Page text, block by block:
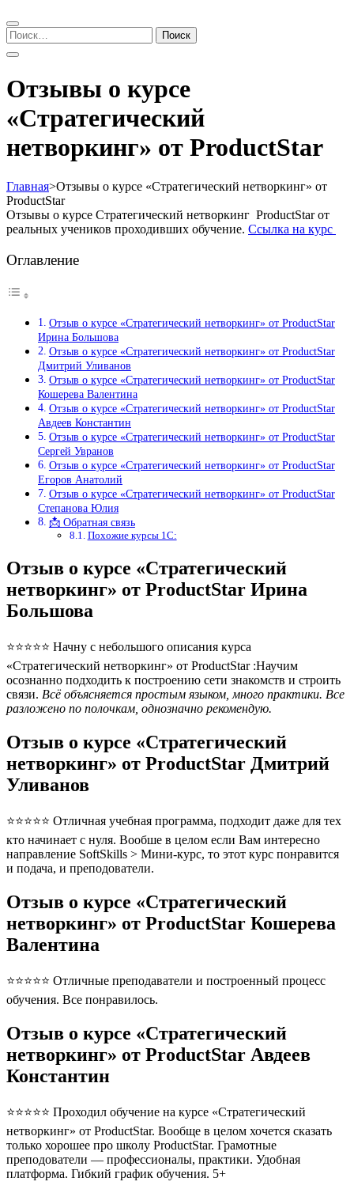
Найти:
Отзывы о курсе
«Стратегический
нетворкинг» от ProductStar
Главная>Отзывы о курсе «Стратегический нетворкинг» от
ProductStar
Отзывы о курсе Стратегический нетворкинг ProductStar от
реальных учеников проходивших обучение. Ссылка на курс
Оглавление
Отзыв о курсе «Стратегический нетворкинг» от ProductStar
Ирина Большова
Отзыв о курсе «Стратегический нетворкинг» от ProductStar
Дмитрий Уливанов
Отзыв о курсе «Стратегический нетворкинг» от ProductStar
Кошерева Валентина
Отзыв о курсе «Стратегический нетворкинг» от ProductStar
Авдеев Константин
Отзыв о курсе «Стратегический нетворкинг» от ProductStar
Сергей Увранов
Отзыв о курсе «Стратегический нетворкинг» от ProductStar
Егоров Анатолий
Отзыв о курсе «Стратегический нетворкинг» от ProductStar
Степанова Юлия
📩 Обратная связь
Похожие курсы 1С:
Отзыв о курсе «Стратегический
нетворкинг» от ProductStar Ирина
Большова
⭐⭐⭐⭐⭐ Начну с небольшого описания курса
«Стратегический нетворкинг» от ProductStar :Научим
осознанно подходить к построению сети знакомств и строить
связи. Всё объясняется простым языком, много практики. Все
разложено по полочкам, однозначно рекомендую.
Отзыв о курсе «Стратегический
нетворкинг» от ProductStar Дмитрий
Уливанов
⭐⭐⭐⭐⭐ Отличная учебная программа, подходит даже для тех
кто начинает с нуля. Вообше в целом если Вам интересно
направление SoftSkills > Мини-курс, то этот курс понравится
и подача, и преподователи.
Отзыв о курсе «Стратегический
нетворкинг» от ProductStar Кошерева
Валентина
⭐⭐⭐⭐⭐ Отличные преподаватели и построенный процесс
обучения. Все понравилось.
Отзыв о курсе «Стратегический
нетворкинг» от ProductStar Авдеев
Константин
⭐⭐⭐⭐⭐ Проходил обучение на курсе «Стратегический
нетворкинг» от ProductStar. Вообще в целом хочется сказать
только хорошее про школу ProductStar. Грамотные
преподователи — профессионалы, практики. Удобная
платформа. Гибкий график обучения. 5+